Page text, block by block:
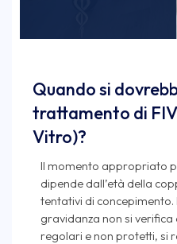
Quando si
trattamento di
Vitro)?
Il momento appropriato
dipende dall’età della
tentativi di concepimento.
gravidanza non si
regolari e non protetti, si